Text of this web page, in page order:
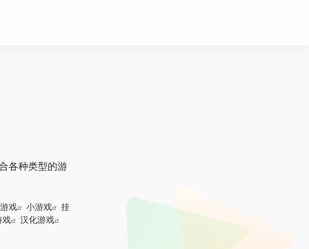
各种类型的游
戏 小游戏
挂
戏
汉化游戏